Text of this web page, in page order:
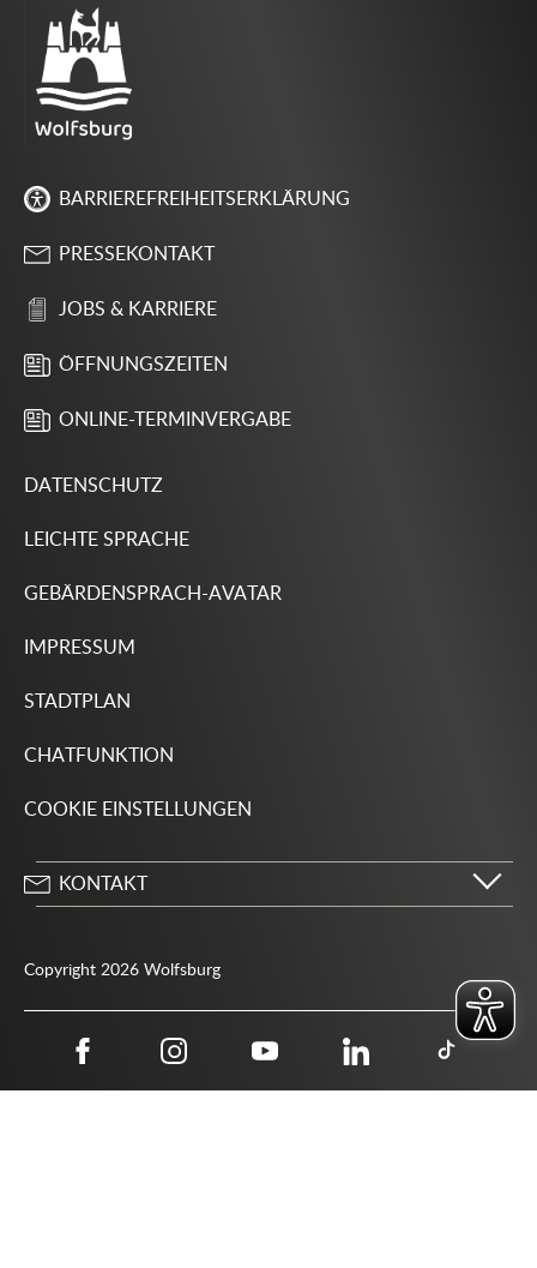
BARRIEREFREIHEITSERKLÄRUNG
PRESSEKONTAKT
JOBS & KARRIERE
ÖFFNUNGSZEITEN
ONLINE-TERMINVERGABE
DATENSCHUTZ
LEICHTE SPRACHE
GEBÄRDENSPRACH-AVATAR
IMPRESSUM
STADTPLAN
CHATFUNKTION
COOKIE EINSTELLUNGEN
KONTAKT
Behördenrufnummer 115
05361 28-1500
Copyright 2026 Wolfsburg